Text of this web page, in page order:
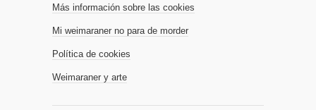
Más información sobre las cookies
Mi weimaraner no para de morder
Política de cookies
Weimaraner y arte